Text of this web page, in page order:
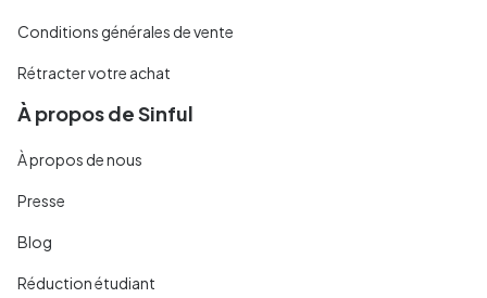
Conditions générales de vente
Rétracter votre achat
À propos de Sinful
À propos de nous
Presse
Blog
Réduction étudiant